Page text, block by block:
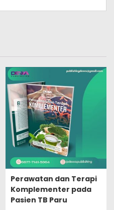
Perawatan dan Terapi
Komplementer pada
Pasien TB Paru